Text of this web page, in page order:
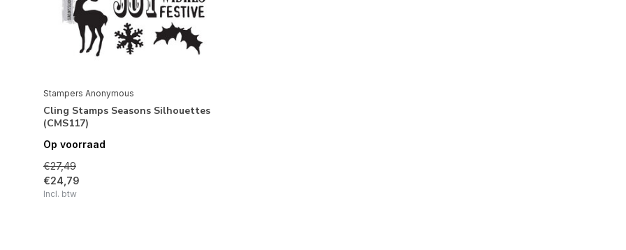
Stampers Anonymous
Cling Stamps Seasons Silhouettes
(CMS117)
Op voorraad
€27,49
€24,79
Incl. btw